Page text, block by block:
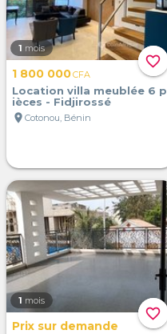
favorite_border
1 mois
1 800 000CFA
Location villa meublée 6 p
ièces - Fidjirossé
location_on Cotonou, Bénin
favorite_border
1 mois
Prix sur demande